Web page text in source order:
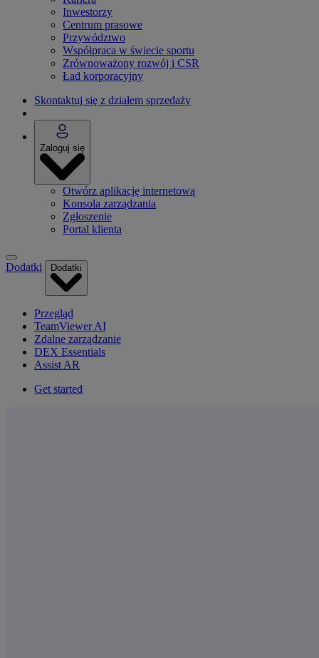
Inwestorzy
Centrum prasowe
Przywództwo
Współpraca w świecie sportu
Zrównoważony rozwój i CSR
Ład korporacyjny
Skontaktuj się z działem sprzedaży
Zaloguj się
Otwórz aplikację internetową
Konsola zarządzania
Zgłoszenie
Portal klienta
Dodatki Dodatki
Przegląd
TeamViewer AI
Zdalne zarządzanie
DEX Essentials
Assist AR
Get started